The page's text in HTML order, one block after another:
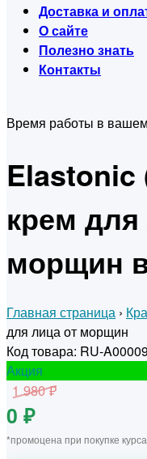
Доставка и
О сайте
Полезно знать
Контакты
Время работы в
Elastonic
крем для
морщин
Главная страница ›
для лица от морщин
Код товара: RU-
Акция
1 980 ₽
0 ₽
*промоцена при покупке курса